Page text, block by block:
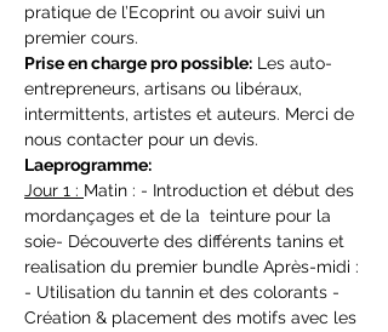
pratique de l’Ecoprint ou avoir suivi un
premier cours.
Prise en charge pro possible: Les auto-
entrepreneurs, artisans ou libéraux,
intermittents, artistes et auteurs. Merci de
nous contacter pour un devis.
Laeprogramme:
Jour 1 : Matin : - Introduction et début des
mordançages et de la  teinture pour la
soie- Découverte des différents tanins et
realisation du premier bundle Après-midi :
- Utilisation du tannin et des colorants -
Création & placement des motifs avec les